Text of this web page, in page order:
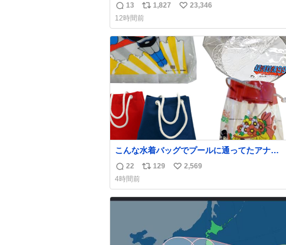
方々ありがとーーー
ー！！！！！！！！！！！！！！！！！！！
！！！！！！！
返
信
数
13
リ
ポ
ス
ト
数
1,827
い
ね
数
23,346
12時間前
こんな水着バッグでプールに通ってたアナ
タ、完全なる同世代（笑） #70年代 #80年
代 #昭和レトロ
返
信
数
22
リ
ス
129
い
ね
2,569
4時間前